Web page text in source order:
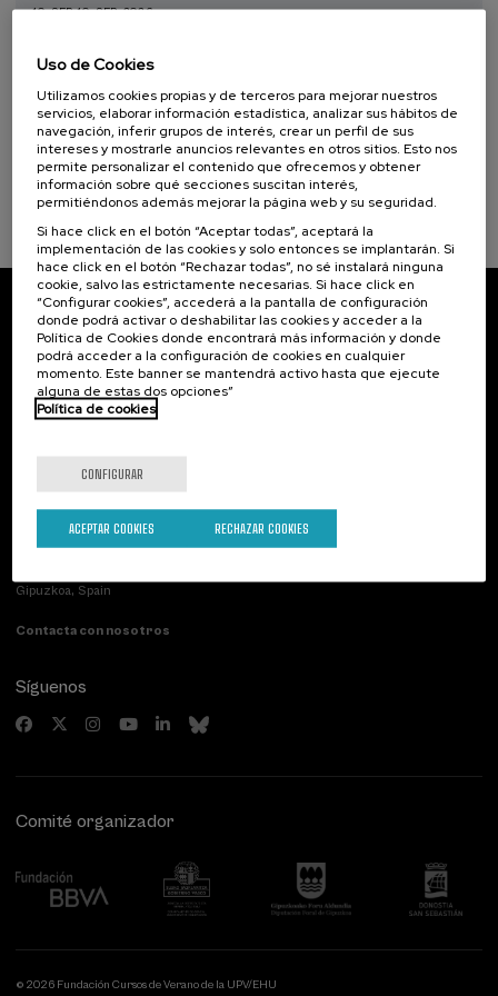
10. SEP-10. SEP, 2026
Narrativas climáticas: relatos para la
10 h. Español .
...
DESDE25 €
Últimas
plazas
Gratuito
Fecha
pasada
Lista
de
espera
Plazo
de
matrícula
finalizado
Suscríbete a nuestro boletín
Inscríbete para ser el primero/a en recibir las
novedades de UIK.
Contacto
Palacio Miramar
Paseo de Miraconcha, 48
Gipuzkoa, Spain
Contacta con nosotros
Actividades anteriores
Síguenos
Comité organizador
© 2026 Fundación Cursos de Verano de la UPV/EHU
Uso de Cookies
Utilizamos cookies propias y de terceros para mejorar nuestros
servicios, elaborar información estadística, analizar sus hábitos de
navegación, inferir grupos de interés, crear un perfil de sus
intereses y mostrarle anuncios relevantes en otros sitios. Esto nos
permite personalizar el contenido que ofrecemos y obtener
información sobre qué secciones suscitan interés,
permitiéndonos además mejorar la página web y su seguridad.
Si hace click en el botón “Aceptar todas”, aceptará la
implementación de las cookies y solo entonces se implantarán. Si
hace click en el botón “Rechazar todas”, no sé instalará ninguna
cookie, salvo las estrictamente necesarias. Si hace click en
“Configurar cookies”, accederá a la pantalla de configuración
donde podrá activar o deshabilitar las cookies y acceder a la
Política de Cookies donde encontrará más información y donde
podrá acceder a la configuración de cookies en cualquier
momento. Este banner se mantendrá activo hasta que ejecute
alguna de estas dos opciones”
Política de cookies
CONFIGURAR
RECHAZAR COOKIES
ACEPTAR COOKIES